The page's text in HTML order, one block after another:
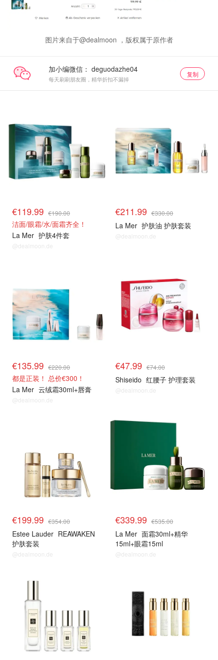
图片来自于@dealmoon ，版权属于原作者
加小编微信：
每天刷刷朋友圈，精华折扣不漏掉
复制
€119.99 €190.00
洁面/眼霜/水/面霜齐全！
La Mer 护肤4件套
@dealmoon.de
€211.99 €330.00
La Mer 护肤油 护肤套装
@dealmoon.de
€135.99 €220.00
都是正装！ 总价€300！
La Mer 云绒霜30ml+唇膏
@dealmoon.de
€47.99 €74.00
Shiseido 红腰子 护理套装
@dealmoon.de
€199.99 €354.00
Estee Lauder REAWAKEN
护肤套装
@dealmoon.de
€339.99 €535.00
La Mer 面霜30ml+精华
15ml+眼霜15ml
@dealmoon.de